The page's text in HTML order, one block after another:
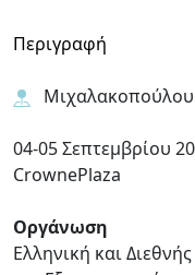
Περιγραφή
04-05 Σεπτεμβρίου
CrownePlaza
Οργάνωση
Ελληνική και